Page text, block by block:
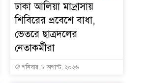
ঢাকা আলিয়া মাদ্রাসায়
শিবিরের প্রবেশে বাধা,
ভেতরে ছাত্রদলের
নেতাকর্মীরা
শনিবার, ৮ অগাস্ট, ২০২৬